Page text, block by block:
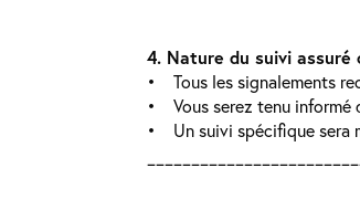
4. Nature du suivi assuré
• Tous les signalements
• Vous serez tenu informé
• Un suivi spécifique sera